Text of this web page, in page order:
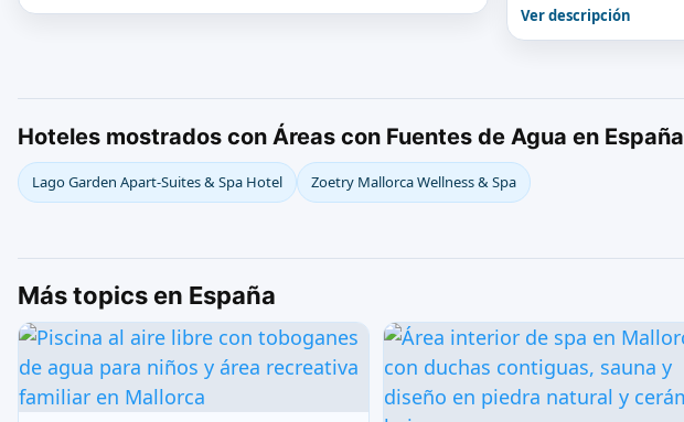
Ver descripción
Hoteles mostrados con Áreas con Fuentes de Agua en España
Lago Garden Apart-Suites & Spa Hotel Zoetry Mallorca Wellness & Spa
Más topics en España